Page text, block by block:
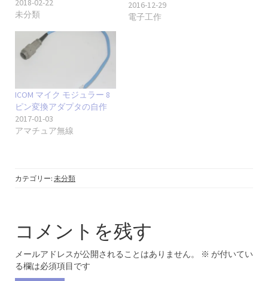
2018-02-22
未分類
2016-12-29
電子工作
ICOM マイク モジュラー 8
ピン変換アダプタの自作
2017-01-03
アマチュア無線
カテゴリー: 未分類
コメントを残す
メールアドレスが公開されることはありません。 ※ が付いてい
る欄は必須項目です